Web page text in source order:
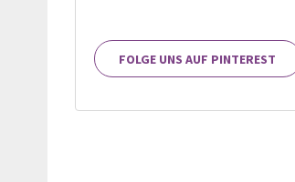
FOLGE UNS AUF PINTEREST